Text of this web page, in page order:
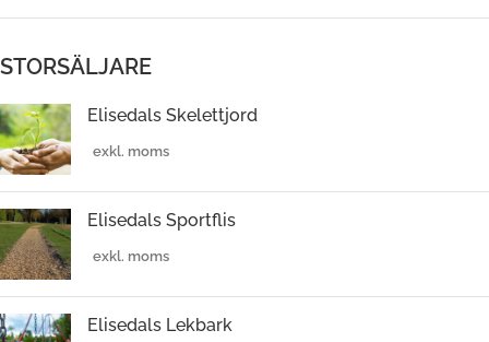
STORSÄLJARE
Elisedals Skelettjord
Elisedals Sportflis
Elisedals Lekbark